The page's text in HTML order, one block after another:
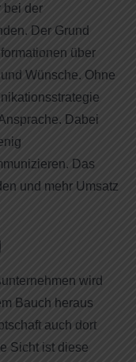
bei der
Der Grund
über
Wünsche. Ohne
Dabei
Das
und mehr Umsatz
wird
Bauch heraus
auch dort
Sicht ist diese